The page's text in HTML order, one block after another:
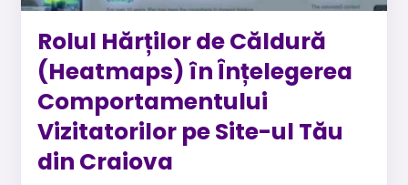
Rolul Hărților de Căldură
(Heatmaps) în Înțelegerea
Comportamentului
Vizitatorilor pe Site-ul Tău
din Craiova